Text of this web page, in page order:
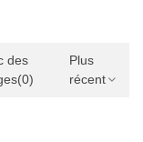
des
(0)
Plus
récent